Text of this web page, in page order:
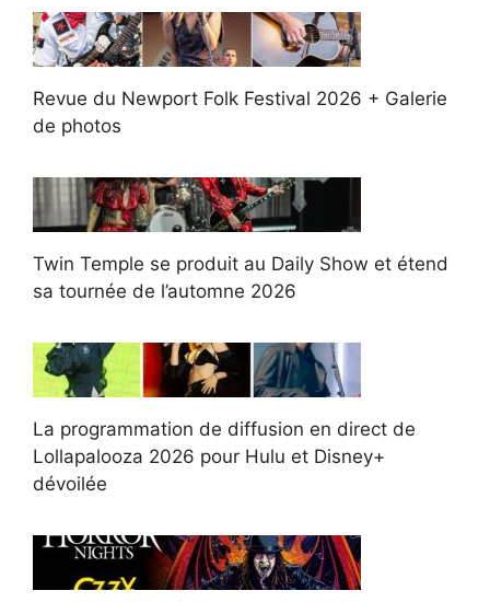
Revue du Newport Folk Festival 2026 + Galerie
de photos
Twin Temple se produit au Daily Show et étend
sa tournée de l’automne 2026
La programmation de diffusion en direct de
Lollapalooza 2026 pour Hulu et Disney+
dévoilée